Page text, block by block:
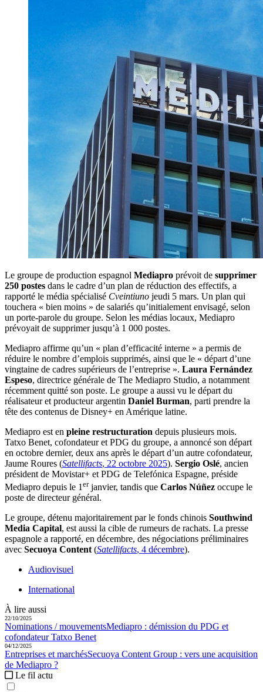
Le groupe de production espagnol Mediapro prévoit de supprimer
250 postes dans le cadre d’un plan de réduction des effectifs, a
rapporté le média spécialisé Cveintiuno jeudi 5 mars. Un plan qui
touchera « bien moins » de salariés qu’initialement envisagé, selon
un porte-parole du groupe. Selon les médias locaux, Mediapro
prévoyait de supprimer jusqu’à 1 000 postes.
Mediapro affirme qu’un « plan d’efficacité interne » a permis de
réduire le nombre d’emplois supprimés, ainsi que le « départ d’une
vingtaine de cadres supérieurs de l’entreprise ». Laura Fernández
Espeso, directrice générale de The Mediapro Studio, a notamment
récemment quitté son poste. Le groupe a aussi vu le départ du
réalisateur et producteur argentin Daniel Burman, parti prendre la
tête des contenus de Disney+ en Amérique latine.
Mediapro est en pleine restructuration depuis plusieurs mois.
Tatxo Benet, cofondateur et PDG du groupe, a annoncé son départ
en octobre dernier, deux ans après le départ d’un autre cofondateur,
Jaume Roures (Satellifacts, 22 octobre 2025). Sergio Oslé, ancien
président de Movistar+ et PDG de Telefónica Espagne, préside
Mediapro depuis le 1 erjanvier, tandis que Carlos Núñez occupe le
poste de directeur général.
Le groupe, détenu majoritairement par le fonds chinois Southwind
Media Capital, est aussi la cible de rumeurs de rachats. La presse
espagnole a rapporté, en décembre, des négociations préliminaires
avec Secuoya Content (Satellifacts, 4 décembre).
Audiovisuel
International
À lire aussi
22/10/2025
Nominations / mouvementsMediapro : démission du PDG et
cofondateur Tatxo Benet
04/12/2025
Entreprises et marchésSecuoya Content Group : vers une acquisition
de Mediapro ?
Le fil actu